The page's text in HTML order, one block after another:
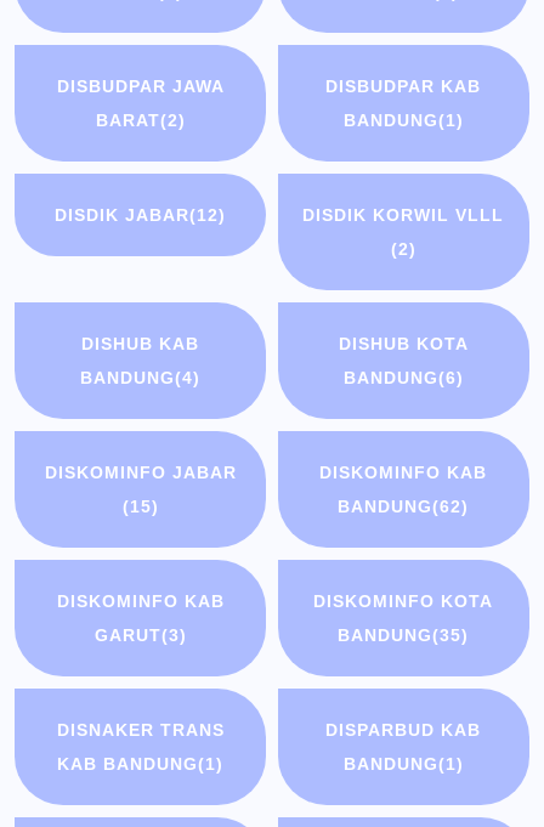
DISBUDPAR JAWA
BARAT(2)
DISBUDPAR KAB
BANDUNG(1)
DISDIK JABAR(12)
DISDIK KORWIL VLLL
(2)
DISHUB KAB
BANDUNG(4)
DISHUB KOTA
BANDUNG(6)
DISKOMINFO JABAR
(15)
DISKOMINFO KAB
BANDUNG(62)
DISKOMINFO KAB
GARUT(3)
DISKOMINFO KOTA
BANDUNG(35)
DISNAKER TRANS
KAB BANDUNG(1)
DISPARBUD KAB
BANDUNG(1)